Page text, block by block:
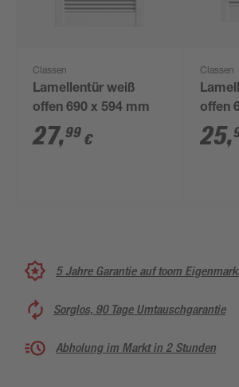
Classen
Lamellentür weiß
offen 690 x 594 mm
27,99 €
Classen
offen
25,
5 Jahre Garantie auf toom
Sorglos, 90 Tage Umtauschgarantie
Abholung im Markt in 2 Stunden